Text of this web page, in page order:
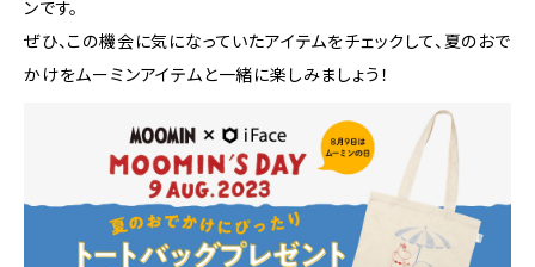
ンです。
ぜひ、この機会に気になっていたアイテムをチェックして、夏のおで
かけをムーミンアイテムと一緒に楽しみましょう！